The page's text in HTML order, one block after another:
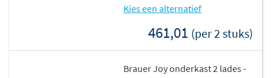
Kies een alternatief
461,01 (per 2 stuks)
Brauer Joy onderkast 2 lades -